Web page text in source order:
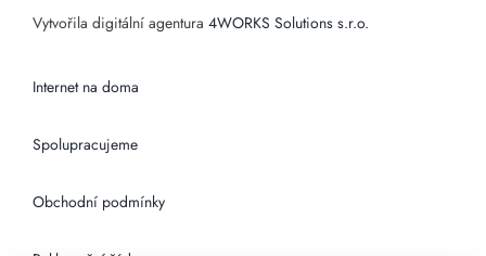
Vytvořila digitální agentura 4WORKS Solutions s.r.o.
Internet na doma
Spolupracujeme
Obchodní podmínky